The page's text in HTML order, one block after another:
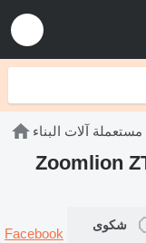
مستعملة آلات البناء
شكوى
Facebook